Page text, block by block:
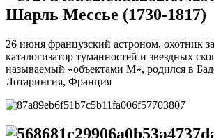
Шарль Мессье (1730-1817)
26 июня французский астроном, охотник
каталогизатор туманностей и звездных
называемый «объектами M», родился в
Лотарингия, Франция